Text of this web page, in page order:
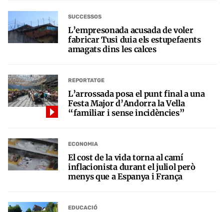
SUCCESSOS
L’empresonada acusada de voler
fabricar Tusi duia els estupefaents
amagats dins les calces
REPORTATGE
L’arrossada posa el punt final a una
Festa Major d’Andorra la Vella
“familiar i sense incidències”
ECONOMIA
El cost de la vida torna al camí
inflacionista durant el juliol però
menys que a Espanya i França
EDUCACIÓ